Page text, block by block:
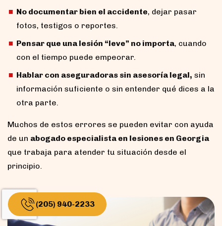
(205) 940-2233
No documentar bien el accidente, dejar pasar
fotos, testigos o reportes.
Pensar que una lesión “leve” no importa, cuando
con el tiempo puede empeorar.
Hablar con aseguradoras sin asesoría legal, sin
información suficiente o sin entender qué dices a la
otra parte.
Muchos de estos errores se pueden evitar con ayuda
de un abogado especialista en lesiones en Georgia
que trabaja para atender tu situación desde el
principio.